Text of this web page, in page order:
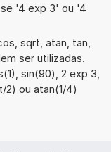
'4 exp 3' ou '4
sqrt, atan, tan,
ser utilizadas.
sin(90), 2 exp 3,
2) ou atan(1/4)